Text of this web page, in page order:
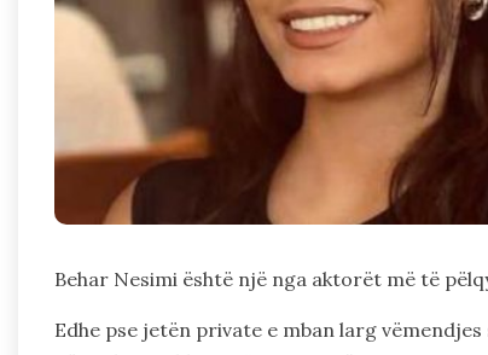
Behar Nesimi është një nga aktorët më të
Edhe pse jetën private e mban larg